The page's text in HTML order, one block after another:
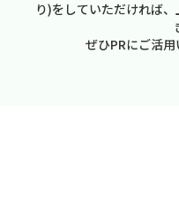
り)をしていただければ
ぜひPRにご活用